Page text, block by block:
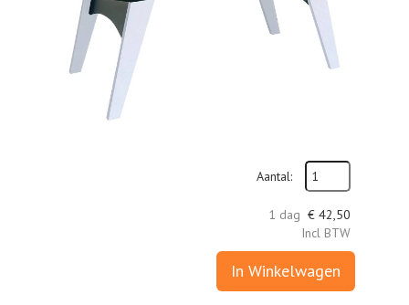
Aantal:
1 dag € 42,50
Incl BTW
In Winkelwagen